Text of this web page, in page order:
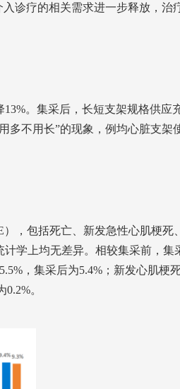
诊疗的相关需求进一步释放，治
。集采后，长短支架规格供应
多不用长”的现象，例均心脏支架
，包括死亡、新发急性心肌梗死、
学上均无差异。相较集采前，集
，集采后为5.4%；新发心肌梗
。